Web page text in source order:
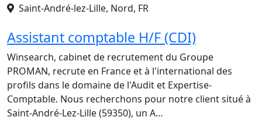
Saint-André-lez-Lille, Nord, FR
Assistant comptable H/F (CDI)
Winsearch, cabinet de recrutement du Groupe
PROMAN, recrute en France et à l'international des
profils dans le domaine de l'Audit et Expertise-
Comptable. Nous recherchons pour notre client situé à
Saint-André-Lez-Lille (59350), un A…